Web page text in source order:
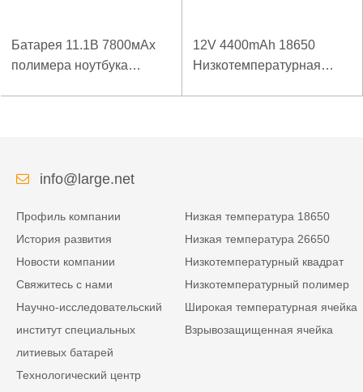
Батарея 11.1В 7800мАх
полимера ноутбука
12V 4400mAh 18650
Низкотемпературная
info@large.net
Профиль компании
История развития
Новости компании
Свяжитесь с нами
Научно-исследовательский
институт специальных
литиевых батарей
Технологический центр
Низкая температура 18650
Низкая температура 26650
Низкотемпературный квадрат
Низкотемпературный полимер
Широкая температурная ячейка
Взрывозащищенная ячейка